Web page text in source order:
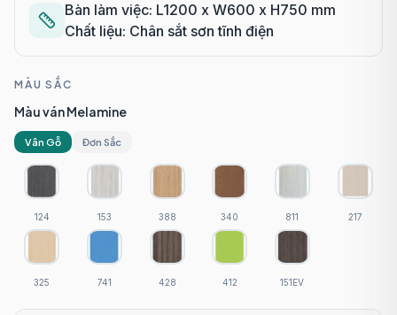
Bàn làm việc: L1200 x W600 x H750 mm
Chất liệu: Chân sắt sơn tĩnh điện
MÀU SẮC
Màu ván Melamine
Vân Gỗ Đơn Sắc
124 153 388 340 811 217
325 741 428 412 151EV